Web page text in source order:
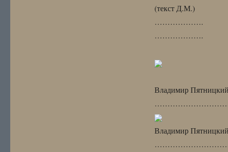
(текст Д.М.)
……………….
……………….
Владимир
Владимир